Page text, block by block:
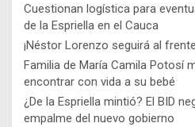
Cuestionan logística para
de la Espriella en el Cauca
¡Néstor Lorenzo seguirá al
Familia de María Camila Potosí
encontrar con vida a su bebé
¿De la Espriella mintió? El BID
empalme del nuevo gobierno